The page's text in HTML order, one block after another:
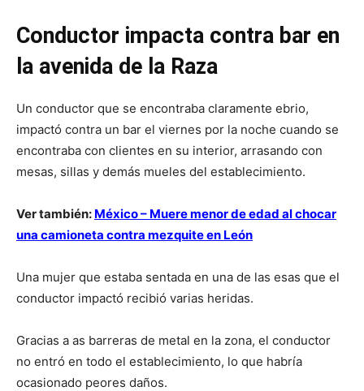
Conductor impacta contra bar en
la avenida de la Raza
Un conductor que se encontraba claramente ebrio,
impactó contra un bar el viernes por la noche cuando se
encontraba con clientes en su interior, arrasando con
mesas, sillas y demás mueles del establecimiento.
Ver también: México – Muere menor de edad al chocar
una camioneta contra mezquite en León
Una mujer que estaba sentada en una de las esas que el
conductor impactó recibió varias heridas.
Gracias a as barreras de metal en la zona, el conductor
no entró en todo el establecimiento, lo que habría
ocasionado peores daños.